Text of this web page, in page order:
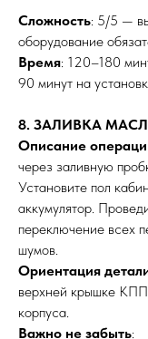
Сложность: 5/5 —
оборудование
Время: 120–180
90 минут на
8. ЗАЛИВКА
Описание
через заливную
Установите пол
аккумулятор.
переключение всех
шумов.
Ориентация
верхней крышке
корпуса.
Важно не забыть: